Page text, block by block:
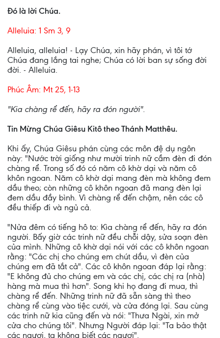
Ðó là lời Chúa.
Alleluia: 1 Sm 3, 9
Alleluia, alleluia! - Lạy Chúa, xin hãy phán, vì tôi tớ
Chúa đang lắng tai nghe; Chúa có lời ban sự sống đời
đời. - Alleluia.
Phúc Âm: Mt 25, 1-13
"Kia chàng rể đến, hãy ra đón người".
Tin Mừng Chúa Giêsu Kitô theo Thánh Matthêu.
Khi ấy, Chúa Giêsu phán cùng các môn đệ dụ ngôn
này: "Nước trời giống như mười trinh nữ cầm đèn đi đón
chàng rể. Trong số đó có năm cô khờ dại và năm cô
khôn ngoan. Năm cô khờ dại mang đèn mà không đem
dầu theo; còn những cô khôn ngoan đã mang đèn lại
đem dầu đầy bình. Vì chàng rể đến chậm, nên các cô
đều thiếp đi và ngủ cả.
"Nửa đêm có tiếng hô to: Kìa chàng rể đến, hãy ra đón
người. Bấy giờ các trinh nữ đều chỗi dậy, sửa soạn đèn
của mình. Những cô khờ dại nói với các cô khôn ngoan
rằng: "Các chị cho chúng em chút dầu, vì đèn của
chúng em đã tắt cả". Các cô khôn ngoan đáp lại rằng:
"E không đủ cho chúng em và các chị, các chị ra (nhà)
hàng mà mua thì hơn". Song khi họ đang đi mua, thì
chàng rể đến. Những trinh nữ đã sẵn sàng thì theo
chàng rể cùng vào tiệc cưới, và cửa đóng lại. Sau cùng
các trinh nữ kia cũng đến và nói: "Thưa Ngài, xin mở
cửa cho chúng tôi". Nhưng Người đáp lại: "Ta bảo thật
các ngươi, ta không biết các ngươi".